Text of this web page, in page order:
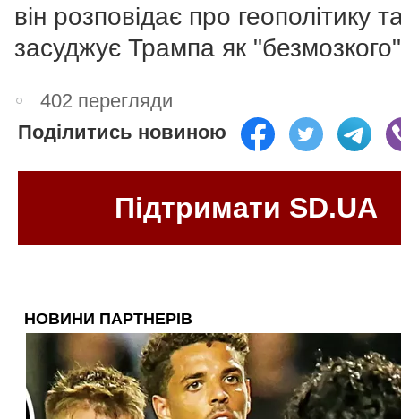
він розповідає про геополітику
засуджує Трампа як
402 перегляди
Поділитись новиною
Підтримати SD.UA